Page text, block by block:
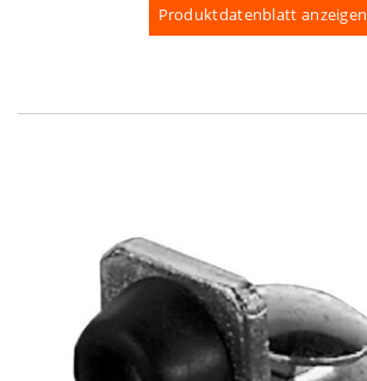
Produktdatenblatt anzeigen